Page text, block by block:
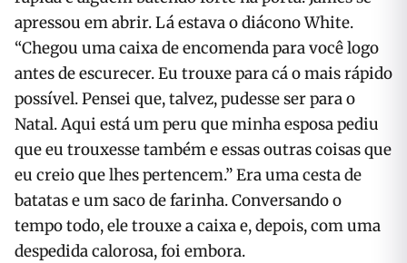
apressou em abrir. Lá estava o diácono White.
“Chegou uma caixa de encomenda para você logo
antes de escurecer. Eu trouxe para cá o mais rápido
possível. Pensei que, talvez, pudesse ser para o
Natal. Aqui está um peru que minha esposa pediu
que eu trouxesse também e essas outras coisas que
eu creio que lhes pertencem.” Era uma cesta de
batatas e um saco de farinha. Conversando o
tempo todo, ele trouxe a caixa e, depois, com uma
despedida calorosa, foi embora.